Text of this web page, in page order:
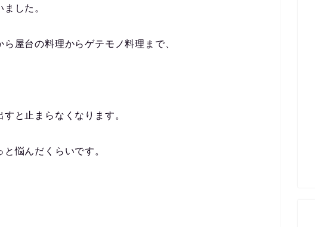
した。
屋台の料理からゲテモノ料理まで、
と止まらなくなります。
悩んだくらいです。